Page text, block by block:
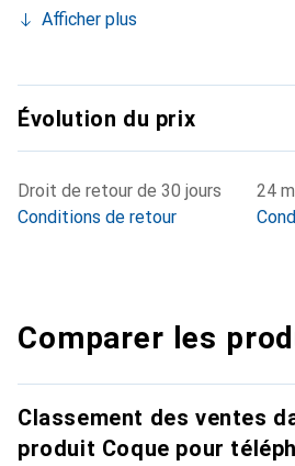
Afficher plus
Évolution du prix
Droit de retour de 30 jours
Conditions de retour
24
Comparer les
Classement des ventes
produit Coque pour